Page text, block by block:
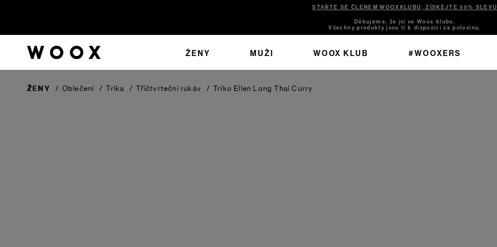
STAŇTE SE ČLENEM WOOXKLUBU, ZÍSKEJTE 50% SLEVU
Děkujeme, že jsi ve Woox klubu.
Všechny produkty jsou ti k dispozici za polovinu.
ŽENY MUŽI WOOX KLUB #WOOXERS
ŽENY / Oblečení / Trika / Tříčtvrteční rukáv / Triko Ellen LongThai Curry